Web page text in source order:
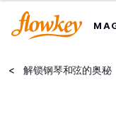
< 解锁钢琴和弦的奥秘